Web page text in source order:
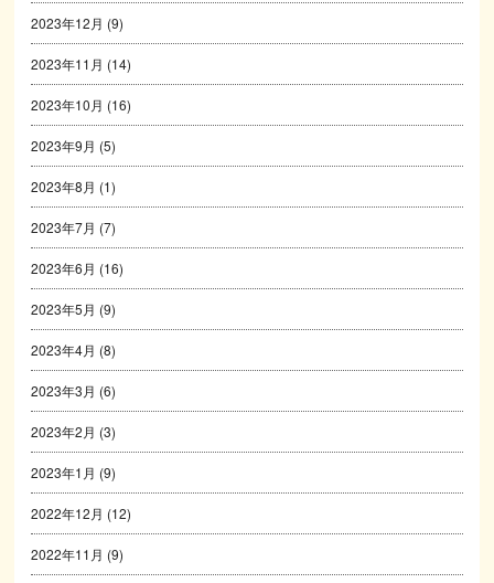
2023年12月 (9)
2023年11月 (14)
2023年10月 (16)
2023年9月 (5)
2023年8月 (1)
2023年7月 (7)
2023年6月 (16)
2023年5月 (9)
2023年4月 (8)
2023年3月 (6)
2023年2月 (3)
2023年1月 (9)
2022年12月 (12)
2022年11月 (9)